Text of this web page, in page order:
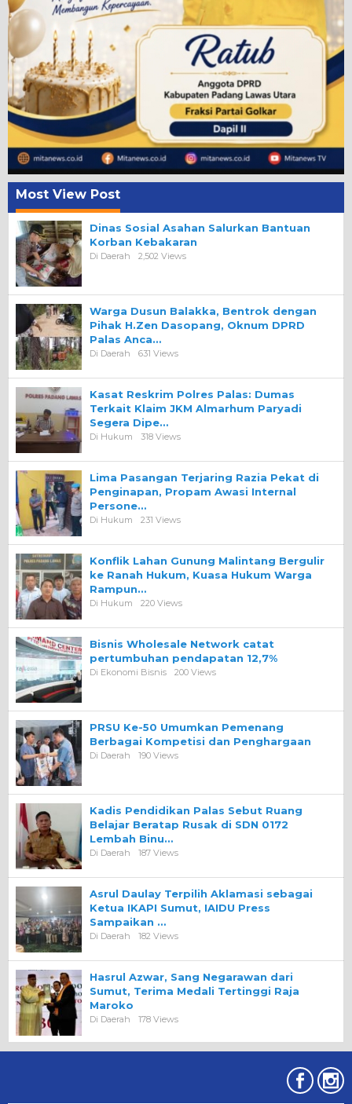
Most View Post
Dinas Sosial Asahan Salurkan Bantuan
Korban Kebakaran
Di Daerah 2,502 Views
Warga Dusun Balakka, Bentrok dengan
Pihak H.Zen Dasopang, Oknum DPRD
Palas Anca…
Di Daerah 631 Views
Kasat Reskrim Polres Palas: Dumas
Terkait Klaim JKM Almarhum Paryadi
Segera Dipe…
Di Hukum 318 Views
Lima Pasangan Terjaring Razia Pekat di
Penginapan, Propam Awasi Internal
Persone…
Di Hukum 231 Views
Konflik Lahan Gunung Malintang Bergulir
ke Ranah Hukum, Kuasa Hukum Warga
Rampun…
Di Hukum 220 Views
Bisnis Wholesale Network catat
pertumbuhan pendapatan 12,7%
Di Ekonomi Bisnis 200 Views
PRSU Ke-50 Umumkan Pemenang
Berbagai Kompetisi dan Penghargaan
Di Daerah 190 Views
Kadis Pendidikan Palas Sebut Ruang
Belajar Beratap Rusak di SDN 0172
Lembah Binu…
Di Daerah 187 Views
Asrul Daulay Terpilih Aklamasi sebagai
Ketua IKAPI Sumut, IAIDU Press
Sampaikan …
Di Daerah 182 Views
Hasrul Azwar, Sang Negarawan dari
Sumut, Terima Medali Tertinggi Raja
Maroko
Di Daerah 178 Views